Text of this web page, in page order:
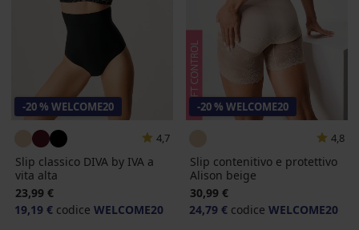
-20 % WELCOME20
4,7
Slip classico DIVA by IVA a
vita alta
23,99 €
19,19 € codice WELCOME20
-20 % WELCOME20
4,8
Slip contenitivo e protettivo
Alison beige
30,99 €
24,79 € codice WELCOME20